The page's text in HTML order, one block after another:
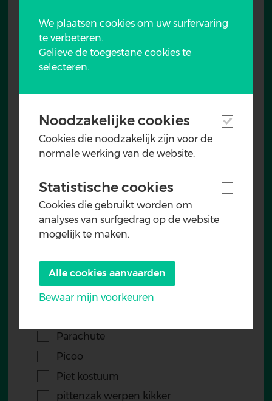
Lasershooting
Le passe-trappe (rekker trekker)
Leeuwentoren
Little Bertha
Loopski's
Mastermind
Mens erger je niet - vloerkleed
Mikado
Mini bowling
Number kubb
Opblaasbaar ballenbad
Parachute
Picoo
Piet kostuum
pittenzak werpen kikker
We plaatsen cookies om uw surfervaring
te verbeteren.
Gelieve de toegestane cookies te
selecteren.
Noodzakelijke cookies
Cookies die noodzakelijk zijn voor de
normale werking van de website.
Statistische cookies
Cookies die gebruikt worden om
analyses van surfgedrag op de website
mogelijk te maken.
Alle cookies aanvaarden
Bewaar mijn voorkeuren
consent